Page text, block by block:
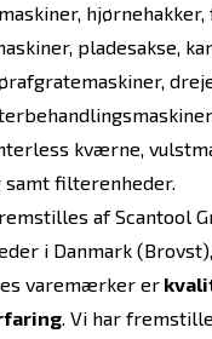
hjørnehakker,
pladesakse,
kværne,
samt filterenheder.
af Scantool
i Danmark
varemærker er
. Vi har